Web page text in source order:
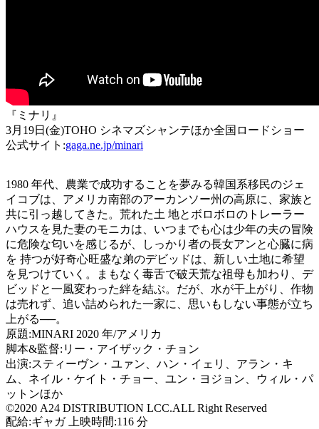
『ミナリ』
3月19日(金)TOHO シネマズシャンテほか全国ロードショー
公式サイト:gaga.ne.jp/minari
1980 年代、農業で成功することを夢みる韓国系移民のジェ
イコブは、アメリカ南部のアーカンソー州の高原に、家族と
共に引っ越してきた。荒れた土 地とボロボロのトレーラー
ハウスを見た妻のモニカは、いつまでも心は少年の夫の冒険
に危険な匂いを感じるが、しっかり者の長女アンと心臓に病
を 持つが好奇心旺盛な弟のデビッドは、新しい土地に希望
を見つけていく。まもなく毒舌で破天荒な祖母も加わり、デ
ビッドと一風変わった絆を結ぶ。だが、水が干上がり、作物
は売れず、追い詰められた一家に、思いもしない事態が立ち
上がる──。
原題:MINARI 2020 年/アメリカ
脚本&監督:リー・アイザック・チョン
出演:スティーヴン・ユァン、ハン・イェリ、アラン・キ
ム、ネイル・ケイト・チョー、ユン・ヨジョン、ウィル・パ
ットンほか
©2020 A24 DISTRIBUTION LCC.ALL Right Reserved
配給:ギャガ 上映時間:116 分